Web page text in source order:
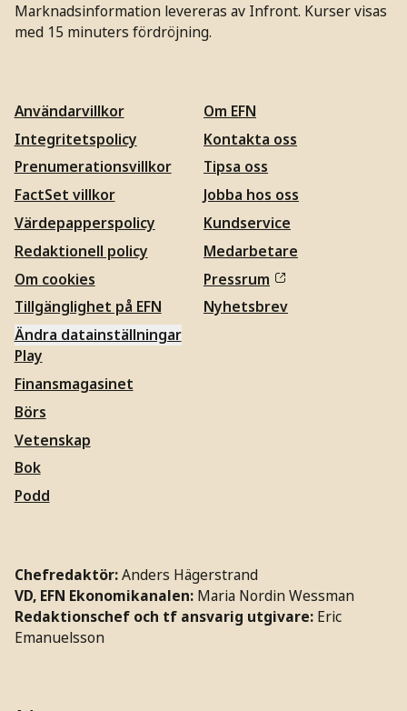
Marknadsinformation levereras av Infront. Kurser visas
med 15 minuters fördröjning.
Användarvillkor
Integritetspolicy
Prenumerationsvillkor
FactSet villkor
Värdepapperspolicy
Redaktionell policy
Om cookies
Tillgänglighet på EFN
Ändra datainställningar
Om EFN
Kontakta oss
Tipsa oss
Jobba hos oss
Kundservice
Medarbetare
Pressrum
Nyhetsbrev
Play
Finansmagasinet
Börs
Vetenskap
Bok
Podd
Chefredaktör:Anders Hägerstrand
VD, EFN Ekonomikanalen: Maria Nordin Wessman
Redaktionschef och tf ansvarig utgivare: Eric
Emanuelsson